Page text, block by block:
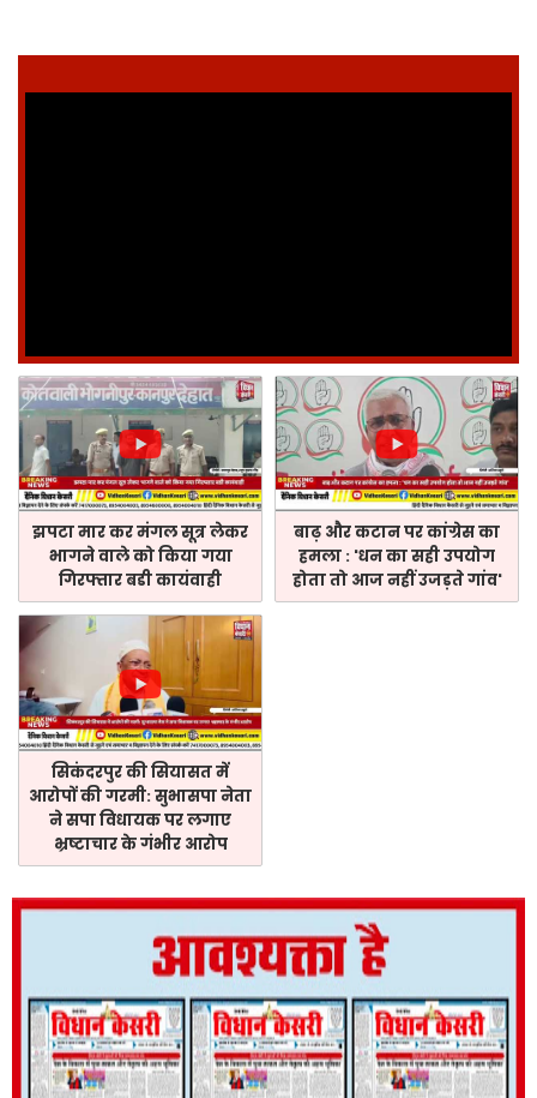
झपटा मार कर मंगल सूत्र लेकर
भागने वाले को किया गया
गिरफ्तार बडी कायंवाही
बाढ़ और कटान पर कांग्रेस का
हमला : 'धन का सही उपयोग
होता तो आज नहीं उजड़ते गांव'
सिकंदरपुर की सियासत में
आरोपों की गरमी: सुभासपा नेता
ने सपा विधायक पर लगाए
भ्रष्टाचार के गंभीर आरोप